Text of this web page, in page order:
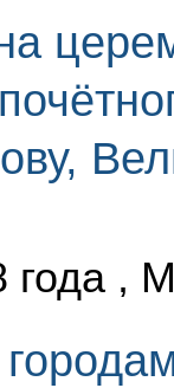
года ,